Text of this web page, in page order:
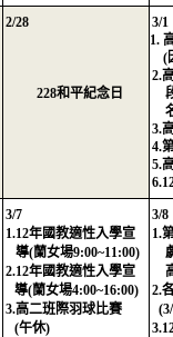
2/28
228和平紀念日
3/1
1.
(
2.
3.
4.
5.
3/7
1.12年國教適性入學宣
導(蘭女場9:00~11:00)
2.12年國教適性入學宣
導(蘭女場4:00~16:00)
3.高二班際羽球比賽
(午休)
3/8
1.
2.